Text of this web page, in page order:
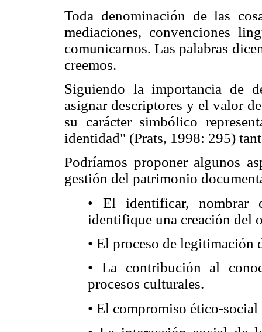
Toda denominación de las
mediaciones, convenciones
comunicarnos. Las palabras
creemos.
Siguiendo la importancia de
asignar descriptores y el valor
su carácter simbólico
identidad" (Prats, 1998: 295)
Podríamos proponer algunos
gestión del patrimonio
• El identificar,
identifique una creación del
• El proceso de
• La contribución al
procesos culturales.
• El compromiso ético-